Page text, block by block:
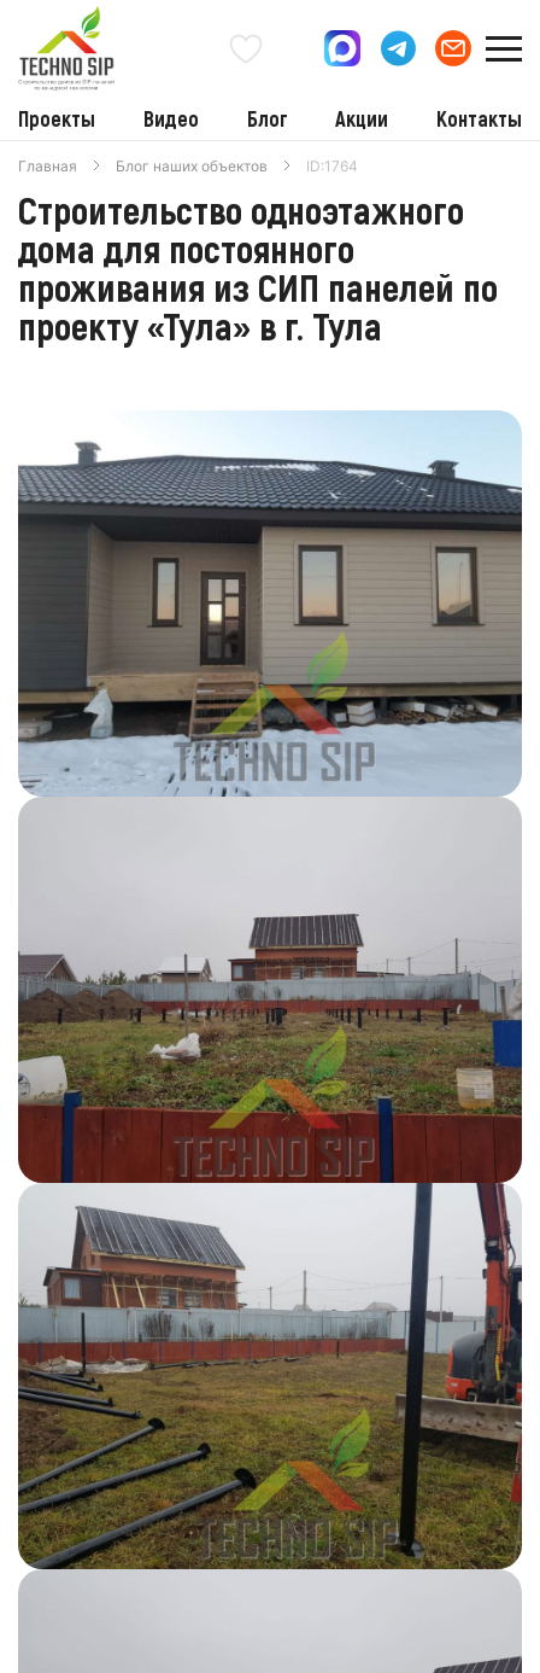
Проекты Видео Блог Акции Контакты
Главная Блог наших объектов ID:1764
Строительство одноэтажного
дома для постоянного
проживания из СИП панелей по
проекту «Тула» в г. Тула